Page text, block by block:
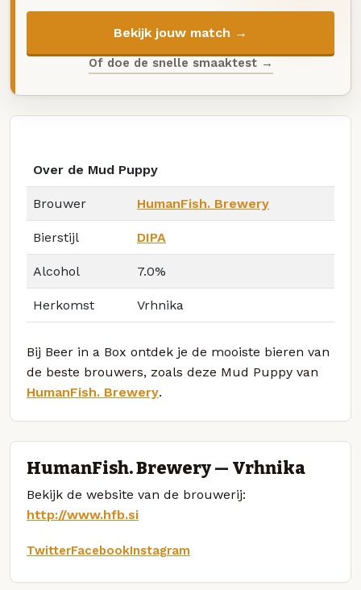
Bekijk jouw match →
Of doe de snelle smaaktest →
Over de Mud Puppy
Brouwer HumanFish. Brewery
Bierstijl DIPA
Alcohol 7.0%
Herkomst Vrhnika
Bij Beer in a Box ontdek je de mooiste bieren van
de beste brouwers, zoals deze Mud Puppy van
HumanFish. Brewery.
HumanFish. Brewery — Vrhnika
Bekijk de website van de brouwerij:
http://www.hfb.si
TwitterFacebookInstagram